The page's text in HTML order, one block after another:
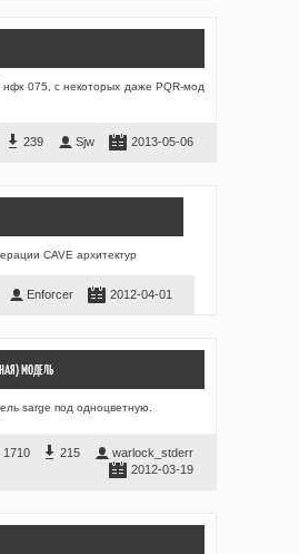
075, с некоторых даже PQR-мод
239 Sjw 2013-05-06
CAVE архитектур
Enforcer 2012-04-01
МОДЕЛЬ
sarge под одноцветную.
1710 215
warlock_stderr
2012-03-19